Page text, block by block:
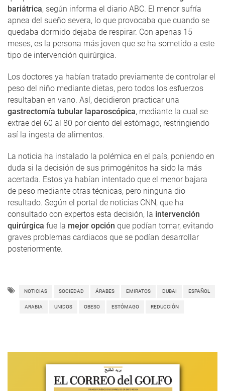
bariátrica, según informa el diario ABC. El menor sufría
apnea del sueño severa, lo que provocaba que cuando se
quedaba dormido dejaba de respirar. Con apenas 15
meses, es la persona más joven que se ha sometido a este
tipo de intervención quirúrgica.
Los doctores ya habían tratado previamente de controlar el
peso del niño mediante dietas, pero todos los esfuerzos
resultaban en vano. Así, decidieron practicar una
gastrectomía tubular laparoscópica, mediante la cual se
extrae del 60 al 80 por ciento del estómago, restringiendo
así la ingesta de alimentos.
La noticia ha instalado la polémica en el país, poniendo en
duda si la decisión de sus primogénitos ha sido la más
acertada. Estos ya habían intentado que el menor bajara
de peso mediante otras técnicas, pero ninguna dio
resultado. Según el portal de noticias CNN, que ha
consultado con expertos esta decisión, la intervención
quirúrgica fue la mejor opción que podían tomar, evitando
graves problemas cardiacos que se podían desarrollar
posteriormente.
NOTICIAS SOCIEDAD ÁRABES EMIRATOS DUBAI ESPAÑOL
ARABIA UNIDOS OBESO ESTÓMAGO REDUCCIÓN